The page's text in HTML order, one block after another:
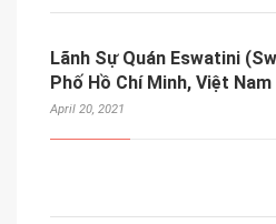
Lãnh Sự Quán Eswatini
Phố Hồ Chí Minh, Việt Nam
April 20, 2021